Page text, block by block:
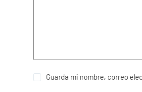
Guarda mi nombre, correo